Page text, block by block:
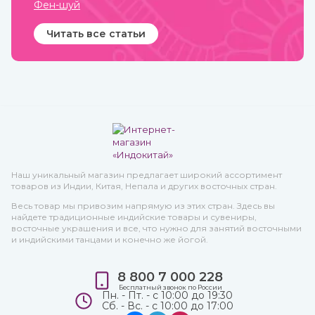
Фен-шуй
Читать все статьи
Наш уникальный магазин предлагает широкий ассортимент
товаров из Индии, Китая, Непала и других восточных стран.
Весь товар мы привозим напрямую из этих стран. Здесь вы
найдете традиционные индийские товары и сувениры,
восточные украшения и все, что нужно для занятий восточными
и индийскими танцами и конечно же йогой.
8 800 7 000 228
Бесплатный звонок по России
Пн. - Пт. - с 10:00 до 19:30
Сб. - Вс. - с 10:00 до 17:00